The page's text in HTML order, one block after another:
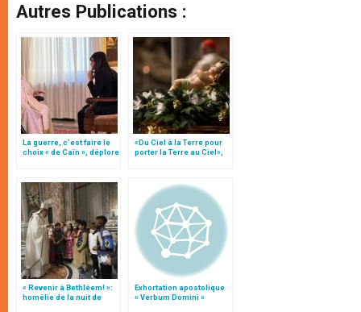
Autres Publications :
La guerre, c’est faire le
choix « de Caïn », déplore
«Du Ciel à la Terre pour
porter la Terre au Ciel»,
« Revenir à Bethléem! »:
homélie de la nuit de
Noël (texte complet)
Exhortation apostolique
« Verbum Domini »